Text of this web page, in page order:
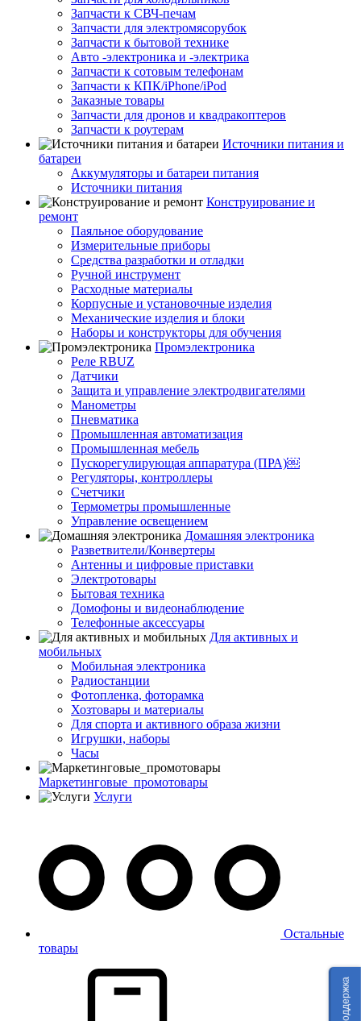
Запчасти к СВЧ-печам
Запчасти для электромясорубок
Запчасти к бытовой технике
Авто -электроника и -электрика
Запчасти к сотовым телефонам
Запчасти к КПК/iPhone/iPod
Заказные товары
Запчасти для дронов и квадракоптеров
Запчасти к роутерам
Источники питания и
батареи
Аккумуляторы и батареи питания
Источники питания
Конструирование и
ремонт
Паяльное оборудование
Измерительные приборы
Средства разработки и отладки
Ручной инструмент
Расходные материалы
Корпусные и установочные изделия
Механические изделия и блоки
Наборы и конструкторы для обучения
Промэлектроника
Реле RBUZ
Датчики
Защита и управление электродвигателями
Манометры
Пневматика
Промышленная автоматизация
Промышленная мебель
Пускорегулирующая аппаратура (ПРА)￼
Регуляторы, контроллеры
Счетчики
Термометры промышленные
Управление освещением
Домашняя электроника
Разветвители/Конвертеры
Антенны и цифровые приставки
Электротовары
Бытовая техника
Домофоны и видеонаблюдение
Телефонные аксессуары
Для активных и
мобильных
Мобильная электроника
Радиостанции
Фотопленка, фоторамка
Хозтовары и материалы
Для спорта и активного образа жизни
Игрушки, наборы
Часы
Маркетинговые_промотовары
Услуги
Остальные
товары